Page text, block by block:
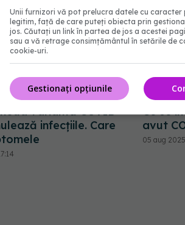
noua variantă COVID
infecțiile. Care
Ce se
avut
05 aug
Unii furnizori vă pot prelucra datele cu caracter
legitim, față de care puteți obiecta prin
jos. Căutați un link în partea de jos a acestei
sau a vă retrage consimțământul în setările de
cookie-uri.
Gestionați opțiunile